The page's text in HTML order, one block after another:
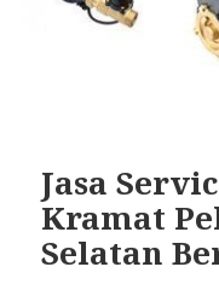
Jasa
Kramat
Selatan